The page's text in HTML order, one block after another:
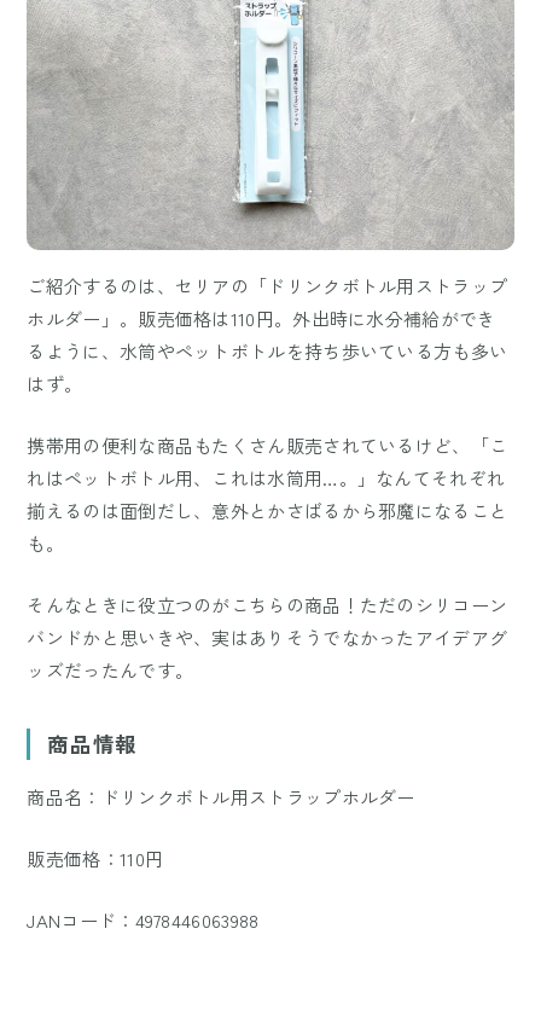
ご紹介するのは、セリアの「ドリンクボトル用ストラップ
ホルダー」。販売価格は110円。外出時に水分補給ができ
るように、水筒やペットボトルを持ち歩いている方も多い
はず。
携帯用の便利な商品もたくさん販売されているけど、「こ
れはペットボトル用、これは水筒用…。」なんてそれぞれ
揃えるのは面倒だし、意外とかさばるから邪魔になること
も。
そんなときに役立つのがこちらの商品！ただのシリコーン
バンドかと思いきや、実はありそうでなかったアイデアグ
ッズだったんです。
商品情報
商品名：ドリンクボトル用ストラップホルダー
販売価格：110円
JANコード：4978446063988